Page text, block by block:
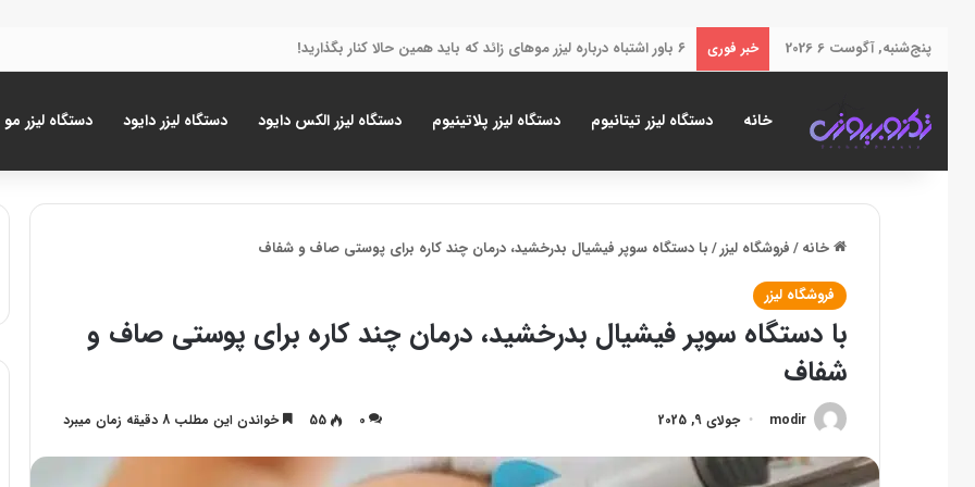
پنج‌شنبه, آگوست 6 2026 خبر فوری دستگاه لاغری کویتیشن 6 کاره به همراه قیمت، کاربرد، ویژگی ها
خانه دستگاه لیزر تیتانیوم دستگاه لیزر پلاتینیوم دستگاه لیزر الکس دایود دستگاه لیزر دایود دستگاه لیزر مو
خانه/فروشگاه لیزر/با دستگاه سوپر فیشیال بدرخشید، درمان چند کاره برای پوستی صاف و شفاف
فروشگاه لیزر
با دستگاه سوپر فیشیال بدرخشید، درمان چند کاره برای پوستی صاف و
شفاف
modir جولای 9, 2025 0
55 خواندن این مطلب 8 دقیقه زمان میبرد